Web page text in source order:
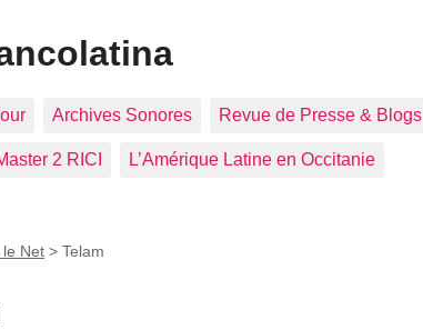
Archives Sonores Revue de Presse & Blogs
2 RICI L’Amérique Latine en Occitanie
le Net > Telam